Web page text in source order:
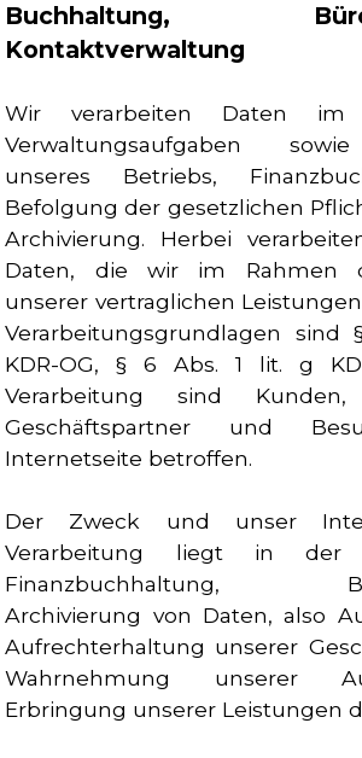
Buchhaltung,
Kontaktverwaltung
Wir verarbeiten Daten im
Verwaltungsaufgaben
unseres Betriebs,
Befolgung der gesetzlichen
Archivierung. Herbei
Daten, die wir im Rahmen
unserer vertraglichen
Verarbeitungsgrundlagen sind
KDR-OG, § 6 Abs. 1 lit. g
Verarbeitung sind Kunden,
Geschäftspartner und
Internetseite betroffen.
Der Zweck und unser
Verarbeitung liegt in der
Finanzbuchhaltung,
Archivierung von Daten, also
Aufrechterhaltung unserer
Wahrnehmung unserer
Erbringung unserer Leistungen